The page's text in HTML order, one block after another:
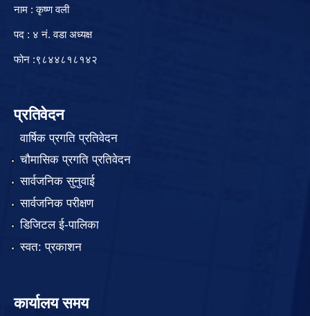
नाम : कृष्ण वली
पद : ४ नं. वडा अध्यक्ष
फोन :९८४४८१८१४२
प्रतिवेदन
वार्षिक प्रगति प्रतिवेदन
चौमासिक प्रगति प्रतिवेदन
सार्वजनिक सुनुवाई
सार्वजनिक परीक्षण
डिजिटल ई-पालिका
स्वत: प्रकाशन
कार्यालय समय